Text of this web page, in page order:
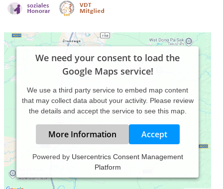
We need your consent to load the
Google Maps service!
We use a third party service to embed map content
that may collect data about your activity. Please review
the details and accept the service to see this map.
More Information Accept
Powered by Usercentrics Consent Management
Platform
Tierpsychologie Tierverhaltenstherapie